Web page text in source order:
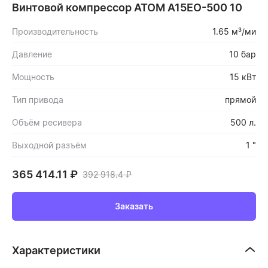
Винтовой компрессор ATOM А15ЕО-500 10
Производительность 1.65 м³/ми
Давление 10 бар
Мощность 15 кВт
Тип привода прямой
Объём ресивера 500 л.
Выходной разъём 1 "
365 414.11 ₽ 392 918.4₽
Заказать
Характеристики